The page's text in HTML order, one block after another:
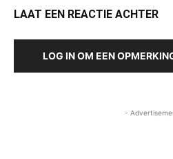
LAAT EEN REACTIE ACHTER
LOG IN OM EEN
-